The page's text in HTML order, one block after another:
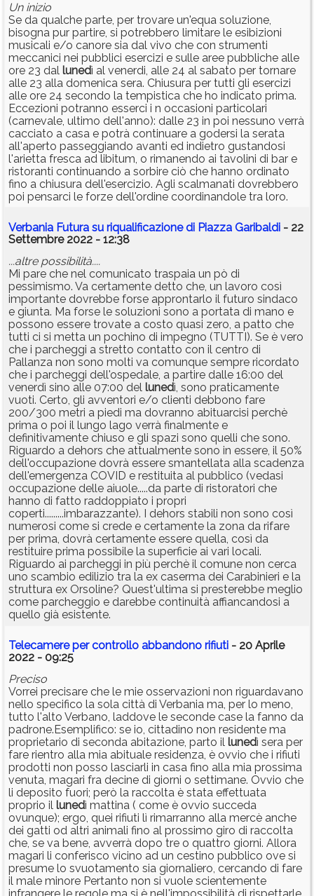
Un inizio
Se da qualche parte, per trovare un'equa soluzione,
bisogna pur partire, si potrebbero limitare le esibizioni
musicali e/o canore sia dal vivo che con strumenti
meccanici nei pubblici esercizi e sulle aree pubbliche alle
ore 23 dal lunedì al venerdi, alle 24 al sabato per tornare
alle 23 alla domenica sera. Chiusura per tutti gli esercizi
alle ore 24 secondo la tempistica che ho indicato prima.
Eccezioni potranno esserci i n occasioni particolari
(carnevale, ultimo dell'anno): dalle 23 in poi nessuno verrà
cacciato a casa e potrà continuare a godersi la serata
all'aperto passeggiando avanti ed indietro gustandosi
l'arietta fresca ad libitum, o rimanendo ai tavolini di bar e
ristoranti continuando a sorbire ciò che hanno ordinato
fino a chiusura dell'esercizio. Agli scalmanati dovrebbero
poi pensarci le forze dell'ordine coordinandole tra loro.
Verbania Futura su riqualificazione di Piazza Garibaldi - 22
Settembre 2022 - 12:38
...altre possibilità....
Mi pare che nel comunicato traspaia un pò di
pessimismo. Va certamente detto che, un lavoro così
importante dovrebbe forse approntarlo il futuro sindaco
e giunta. Ma forse le soluzioni sono a portata di mano e
possono essere trovate a costo quasi zero, a patto che
tutti ci si metta un pochino di impegno (TUTTI). Se è vero
che i parcheggi a stretto contatto con il centro di
Pallanza non sono molti va comunque sempre ricordato
che i parcheggi dell'ospedale, a partire dalle 16:00 del
venerdì sino alle 07:00 del lunedì, sono praticamente
vuoti. Certo, gli avventori e/o clienti debbono fare
200/300 metri a piedi ma dovranno abituarcisi perchè
prima o poi il lungo lago verrà finalmente e
definitivamente chiuso e gli spazi sono quelli che sono.
Riguardo a dehors che attualmente sono in essere, il 50%
dell'occupazione dovrà essere smantellata alla scadenza
dell'emergenza COVID e restituita al pubblico (vedasi
occupazione delle aiuole.....da parte di ristoratori che
hanno di fatto raddoppiato i propri
coperti.........imbarazzante). I dehors stabili non sono così
numerosi come si crede e certamente la zona da rifare
per prima, dovrà certamente essere quella, così da
restituire prima possibile la superficie ai vari locali.
Riguardo ai parcheggi in più perchè il comune non cerca
uno scambio edilizio tra la ex caserma dei Carabinieri e la
struttura ex Orsoline? Quest'ultima si presterebbe meglio
come parcheggio e darebbe continuità affiancandosi a
quello già esistente.
Telecamere per controllo abbandono rifiuti - 20 Aprile
2022 - 09:25
Preciso
Vorrei precisare che le mie osservazioni non riguardavano
nello specifico la sola città di Verbania ma, per lo meno,
tutto l'alto Verbano, laddove le seconde case la fanno da
padrone.Esemplifico: se io, cittadino non residente ma
proprietario di seconda abitazione, parto il lunedì sera per
fare rientro alla mia abituale residenza, è ovvio che i rifiuti
prodotti non posso lasciarli in casa fino alla mia prossima
venuta, magari fra decine di giorni o settimane. Ovvio che
li deposito fuori; però la raccolta è stata effettuata
proprio il lunedì mattina ( come è ovvio succeda
ovunque); ergo, quei rifiuti lì rimarranno alla mercè anche
dei gatti od altri animali fino al prossimo giro di raccolta
che, se va bene, avverrà dopo tre o quattro giorni. Allora
magari li conferisco vicino ad un cestino pubblico ove si
presume lo svuotamento sia giornaliero, cercando di fare
il male minore Pertanto non si vuole scientemente